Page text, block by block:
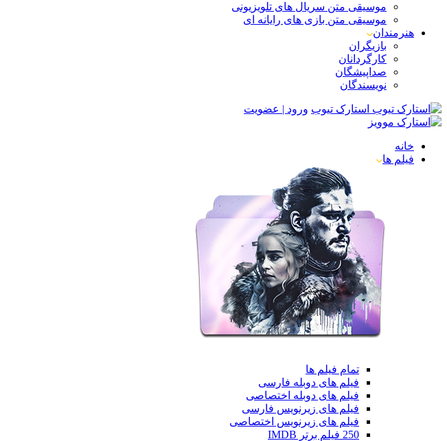
موسیقی متن سریال های تلویزیونی
موسیقی متن بازی های رایانه ای
هنرمندان
بازیگران
کارگردانان
صداپیشگان
نویسندگان
استارک تیوب ورود | عضویت
خانه
فیلم ها
تمام فیلم ها
فیلم های دوبله فارسی
فیلم های دوبله اختصاصی
فیلم های زیرنویس فارسی
فیلم های زیرنویس اختصاصی
250 فیلم برتر IMDB